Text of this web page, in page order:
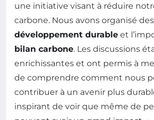
une initiative visant à réduire
carbone. Nous avons organisé
développement durable et
bilan carbone. Les discussions
enrichissantes et ont permis à
de comprendre comment nous
contribuer à un avenir plus
inspirant de voir que même de